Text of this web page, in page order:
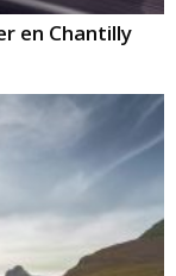
en Chantilly